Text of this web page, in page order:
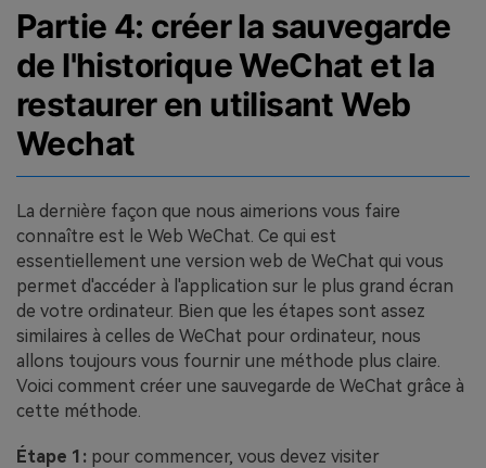
Partie 4: créer la sauvegarde
de l'historique WeChat et la
restaurer en utilisant Web
Wechat
La dernière façon que nous aimerions vous faire
connaître est le Web WeChat. Ce qui est
essentiellement une version web de WeChat qui vous
permet d'accéder à l'application sur le plus grand écran
de votre ordinateur. Bien que les étapes sont assez
similaires à celles de WeChat pour ordinateur, nous
allons toujours vous fournir une méthode plus claire.
Voici comment créer une sauvegarde de WeChat grâce à
cette méthode.
Étape 1: pour commencer, vous devez visiter